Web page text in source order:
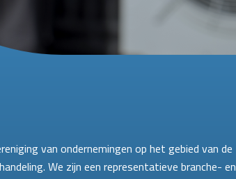
van ondernemingen op het gebied van de
We zijn een representatieve branche- en